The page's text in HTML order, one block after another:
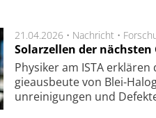
21.04.2026 • Nachricht •
Solarzellen der
Physiker am ISTA
gie­aus­beu­te von Blei-
unrei­ni­gung­en und